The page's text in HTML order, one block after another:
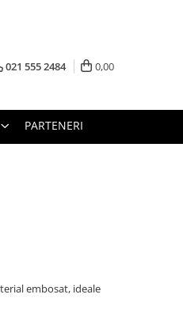
021 555 2484 0,00
PARTENERI
embosat, ideale